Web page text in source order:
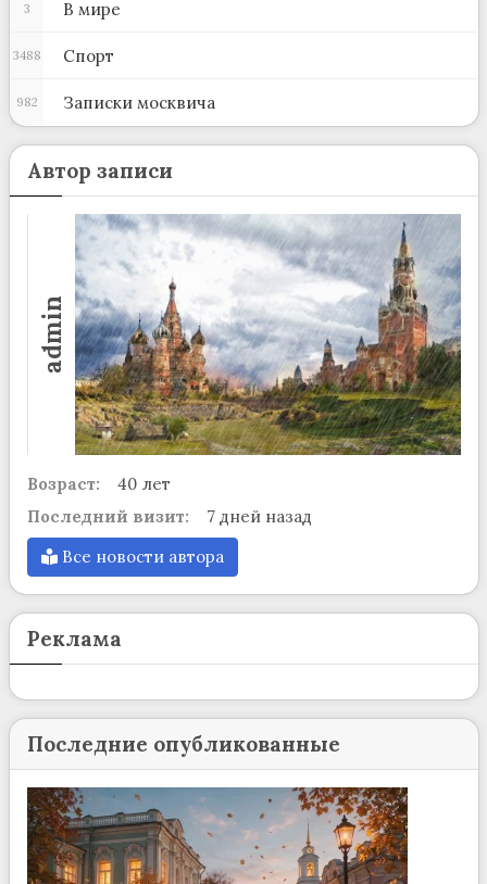
В мире
3
Спорт
3488
Записки москвича
982
Автор записи
admin
Возраст:
40 лет
Последний визит:
7 дней назад
Все новости автора
Реклама
Последние опубликованные